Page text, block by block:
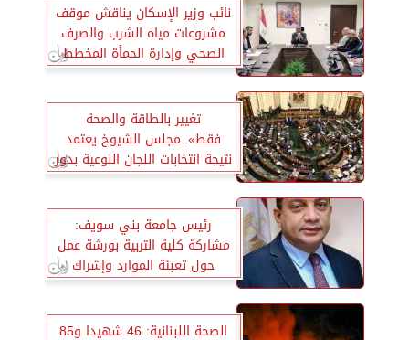
نائب وزير الإسكان يناقش موقف
مشروعات مياه الشرب والصرف
الصحي وإدارة الحمأة المخطط
تنفيذها بالشراكة مع القطاع
تغيير بالطاقة والصحة
فقط»..مجلس الشيوخ يعتمد
نتيجة انتخابات اللجان النوعية بدور
الانعقاد الخامس
رئيس جامعة بني سويف:
مشاركة كلية التربية بورشة عمل
حول تعبئة الموارد وإشراك
القطاع الخاص
الصحة اللبنانية: 46 شهيدا و85